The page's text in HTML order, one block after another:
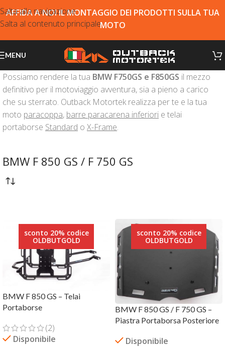
Salta alla navigazione
Salta al contenuto principale
AFFIDA A NOI IL MONTAGGIO DEI PRODOTTI SULLA TUA
MOTO
MENU
Possiamo rendere la tua BMW F750GS e F850GS il mezzo
definitivo per il motoviaggio avventura, sia a pieno a carico
che su sterrato. Outback Motortek realizza per te e la tua
moto paracoppa, barre paracarena inferiori e telai
portaborse Standard o X-Frame.
BMW F 850 GS / F 750 GS
sconto 20% codice
OLDBUTGOLD
BMW F 850 GS – Telai
Portaborse
(2)
Disponibile
sconto 20% codice
OLDBUTGOLD
BMW F 850 GS / F 750 GS –
Piastra Portaborsa Posteriore
Disponibile